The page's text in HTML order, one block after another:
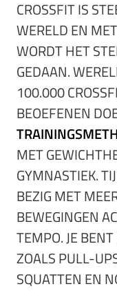
CROSSFIT IS
WERELD EN
WORDT HET
GEDAAN.
100.000
BEOEFENEN
MET
GYMNASTIEK.
BEZIG MET
BEWEGINGEN
TEMPO. JE
ZOALS PULL-
SQUATTEN EN